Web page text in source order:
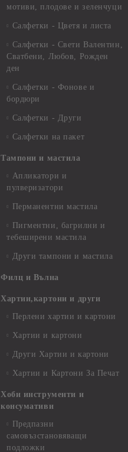
мотиви, плодове и зеленчуци
Салфетки - Цветя и листа
Салфетки - Свети Валентин,
Сватбени, Любов, Рожден
ден
Салфетки - Фонове и
бордюри
Салфетки - Други
Салфетки на пакет
Тампони и мастила
Апликатори и
пулверизатори
Перманентни мастила
Пигментни, багрилни и
тебеширени мастила
Други тампони и мастила
Филц и Вълна
Хартии,картони и други
Перлени хартии и картони
Хартии и картони
Други Хартии и картони
Хартии и Картони За Печат
Хоби инструменти и
консумативи
Предпазни
самовъзстановяващи
подложки